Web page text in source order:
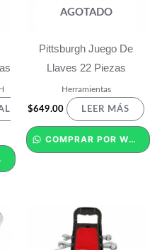
AGOTADO
Pittsburgh Juego De
Llaves 22 Piezas
Herramientas
$649.00 LEER MÁS
COMPRAR POR WHATSAPP